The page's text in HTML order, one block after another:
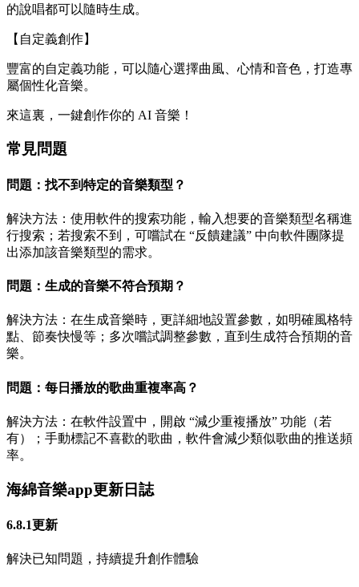
的說唱都可以隨時生成。
【自定義創作】
豐富的自定義功能，可以隨心選擇曲風、心情和音色，打造專
屬個性化音樂。
來這裏，一鍵創作你的 AI 音樂！
常見問題
問題：找不到特定的音樂類型？
解決方法：使用軟件的搜索功能，輸入想要的音樂類型名稱進
行搜索；若搜索不到，可嚐試在 “反饋建議” 中向軟件團隊提
出添加該音樂類型的需求。
問題：生成的音樂不符合預期？
解決方法：在生成音樂時，更詳細地設置參數，如明確風格特
點、節奏快慢等；多次嚐試調整參數，直到生成符合預期的音
樂。
問題：每日播放的歌曲重複率高？
解決方法：在軟件設置中，開啟 “減少重複播放” 功能（若
有）；手動標記不喜歡的歌曲，軟件會減少類似歌曲的推送頻
率。
海綿音樂app更新日誌
6.8.1更新
解決已知問題，持續提升創作體驗